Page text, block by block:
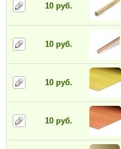
10 руб.
10 руб.
10 руб.
10 руб.